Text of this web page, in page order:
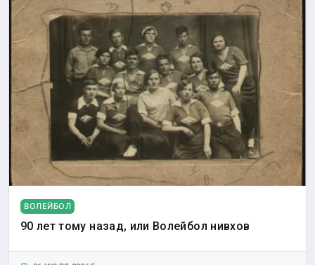
ВОЛЕЙБОЛ
90 лет тому назад, или Волейбол нивхов